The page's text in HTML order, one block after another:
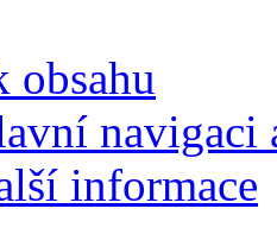
obsahu
navigaci
informace